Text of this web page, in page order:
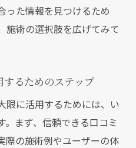
った情報を見つけるため
施術の選択肢を広げてみて
するためのステップ
限に活用するためには、い
。まず、信頼できる口コミ
際の施術例やユーザーの体